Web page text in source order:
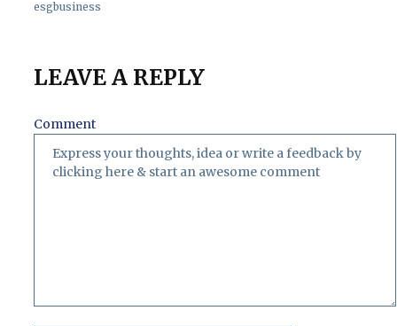
esgbusiness
LEAVE A REPLY
Comment